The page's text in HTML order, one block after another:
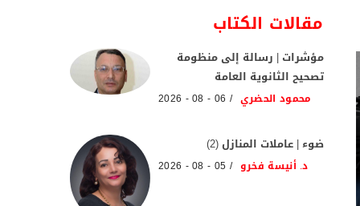
مقالات الكتاب
مؤشرات | رسالة إلى منظومة
تصحيح الثانوية العامة
محمود الحضري 06 - 08 - 2026
ضوء | عاملات المنازل (2)
د. أنيسة فخرو 05 - 08 - 2026